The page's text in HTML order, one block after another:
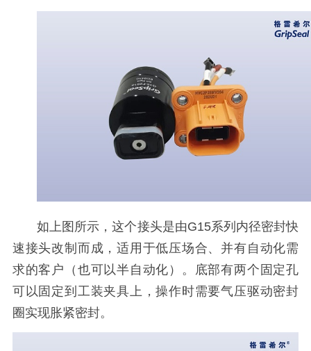
如上图所示，这个接头是由G15系列内径密封快
速接头改制而成，适用于低压场合、并有自动化需
求的客户（也可以半自动化）。底部有两个固定孔
可以固定到工装夹具上，操作时需要气压驱动密封
圈实现胀紧密封。